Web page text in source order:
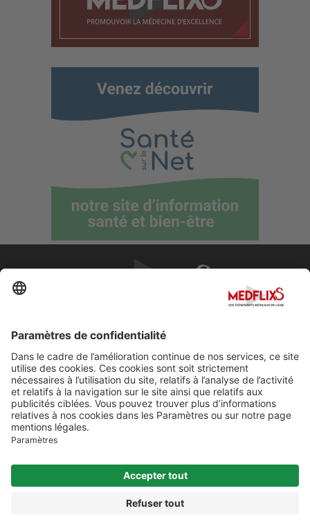
À propos de MedflixS®
Aide
Contact
Mentions légales
© Cherry For LifeScience 2026